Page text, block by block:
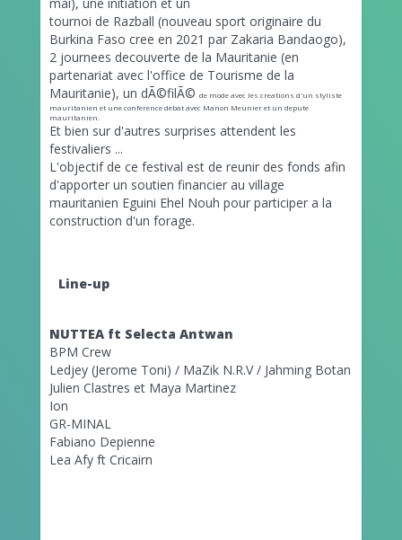
tournoi de Razball (nouveau sport originaire du
Burkina Faso cree en 2021 par Zakaria Bandaogo),
2 journees decouverte de la Mauritanie (en
partenariat avec l'office de Tourisme de la
Mauritanie), un dÃ©filÃ© de mode avec les creations d'un styliste
mauritanien et une conference debat avec Manon Meunier et un depute
mauritanien.
Et bien sur d'autres surprises attendent les
festivaliers ...
L'objectif de ce festival est de reunir des fonds afin
d'apporter un soutien financier au village
mauritanien Eguini Ehel Nouh pour participer a la
construction d'un forage.
Line-up
NUTTEA ft Selecta Antwan
BPM Crew
Ledjey (Jerome Toni) / MaZik N.R.V / Jahming Botan
Julien Clastres et Maya Martinez
Ion
GR-MINAL
Fabiano Depienne
Lea Afy ft Cricairn